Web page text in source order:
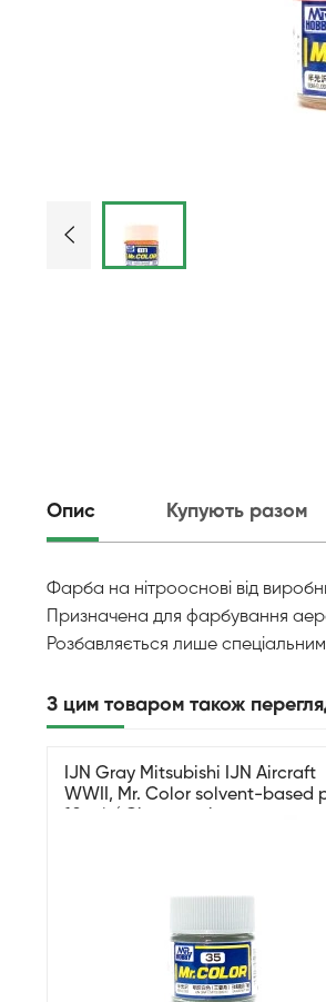
Опис Купують разом
Фарба на нітрооснові від
Призначена для фарбування
Розбавляється лише
З цим товаром також
IJN Gray Mitsubishi IJN Aircraft
WWII, Mr. Color solvent-based